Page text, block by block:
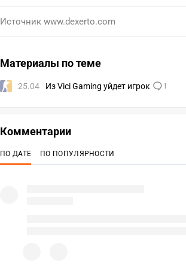
Источник www.dexerto.com
Материалы по теме
25.04 Из Vici Gaming уйдет игрок 1
Комментарии
ПО ДАТЕ ПО ПОПУЛЯРНОСТИ